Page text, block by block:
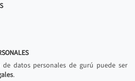
datos personales de gurú puede ser
.